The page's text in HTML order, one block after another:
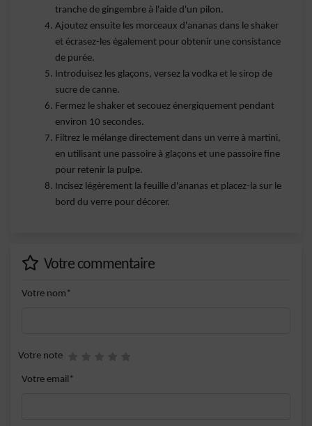
tranche de gingembre à l'aide d'un pilon.
Ajoutez ensuite les morceaux d'ananas dans le shaker
et écrasez-les également pour obtenir une consistance
de purée.
Introduisez les glaçons, versez la vodka et le sirop de
sucre de canne.
Fermez le shaker et secouez énergiquement pendant
environ 10 secondes.
Filtrez le mélange directement dans un verre à martini,
en utilisant une passoire à glaçons et une passoire fine
pour retenir la pulpe.
Incisez légèrement la feuille d'ananas et placez-la sur le
bord du verre pour décorer.
Votre commentaire
Votre nom*
Votre note
Votre email*